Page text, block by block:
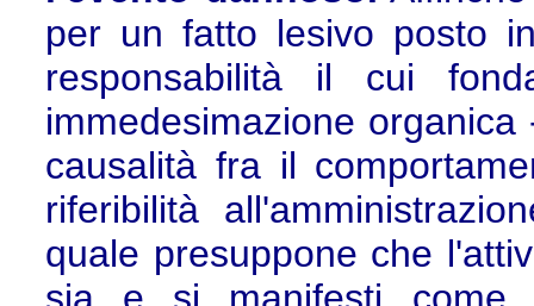
per un fatto lesivo posto
responsabilità il cui
immedesimazione
causalità fra il
riferibilità
quale presuppone che